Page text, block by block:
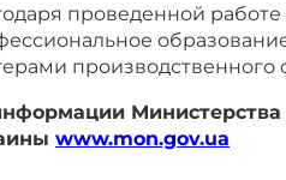
проведенной
производственного
www.mon.gov.ua